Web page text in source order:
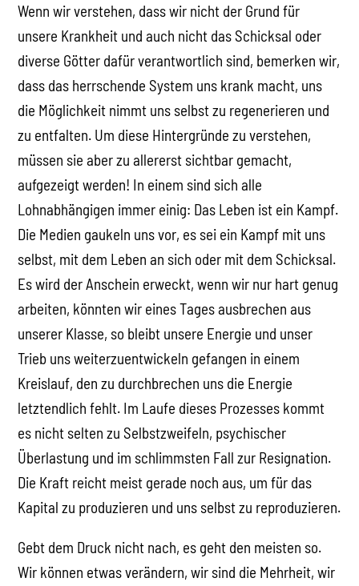
Wenn wir verstehen, dass wir nicht der Grund für
unsere Krankheit und auch nicht das Schicksal oder
diverse Götter dafür verantwortlich sind, bemerken wir,
dass das herrschende System uns krank macht, uns
die Möglichkeit nimmt uns selbst zu regenerieren und
zu entfalten. Um diese Hintergründe zu verstehen,
müssen sie aber zu allererst sichtbar gemacht,
aufgezeigt werden! In einem sind sich alle
Lohnabhängigen immer einig: Das Leben ist ein Kampf.
Die Medien gaukeln uns vor, es sei ein Kampf mit uns
selbst, mit dem Leben an sich oder mit dem Schicksal.
Es wird der Anschein erweckt, wenn wir nur hart genug
arbeiten, könnten wir eines Tages ausbrechen aus
unserer Klasse, so bleibt unsere Energie und unser
Trieb uns weiterzuentwickeln gefangen in einem
Kreislauf, den zu durchbrechen uns die Energie
letztendlich fehlt. Im Laufe dieses Prozesses kommt
es nicht selten zu Selbstzweifeln, psychischer
Überlastung und im schlimmsten Fall zur Resignation.
Die Kraft reicht meist gerade noch aus, um für das
Kapital zu produzieren und uns selbst zu reproduzieren.
Gebt dem Druck nicht nach, es geht den meisten so.
Wir können etwas verändern, wir sind die Mehrheit, wir